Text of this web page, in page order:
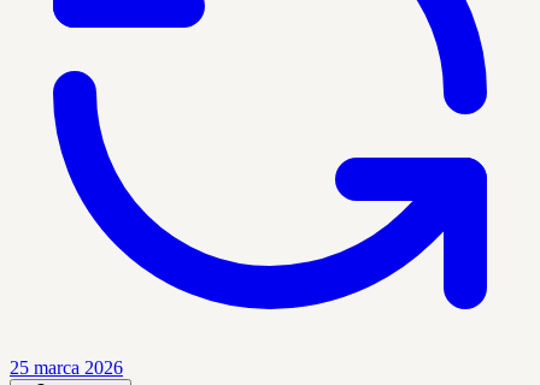
25 marca 2026